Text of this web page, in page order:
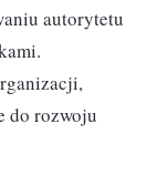
autorytetu
do rozwoju